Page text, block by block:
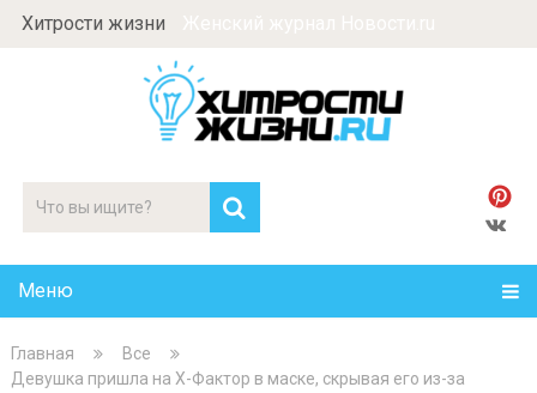
Хитрости жизни
Меню
Главная
Все
Девушка пришла на Х-Фактор в маске, скрывая его из-за